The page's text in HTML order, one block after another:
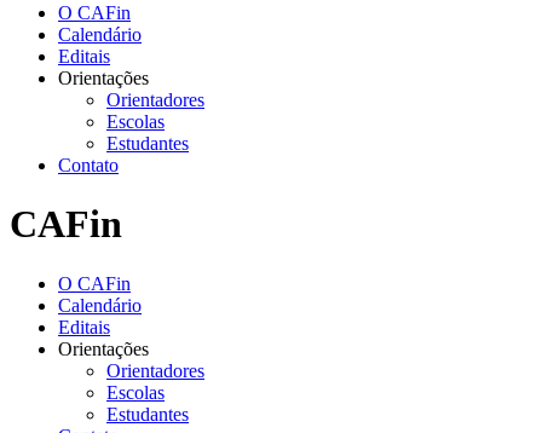
O CAFin
Calendário
Editais
Orientações
Orientadores
Escolas
Estudantes
Contato
CAFin
O CAFin
Calendário
Editais
Orientações
Orientadores
Escolas
Estudantes